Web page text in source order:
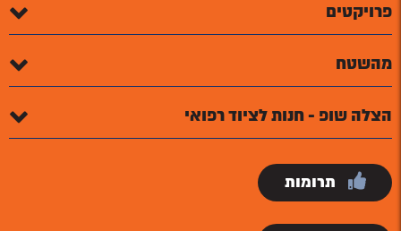
פרויקטים
מהשטח
הצלה שופ - חנות לציוד רפואי
תרומות